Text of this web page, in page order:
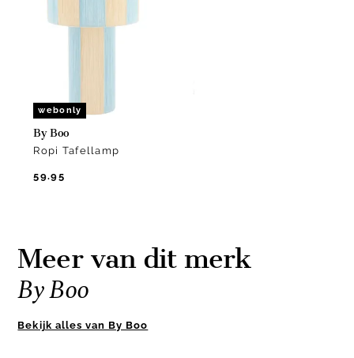
webonly
By Boo
Ropi Tafellamp
59.95
Meer van dit merk
By Boo
Bekijk alles van By Boo